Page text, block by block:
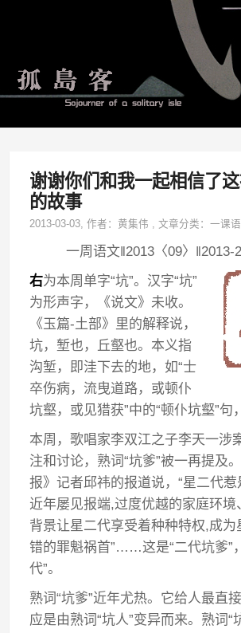
谢谢你们和我一起相信了
的故事
2013-03-03, 作者：黄集伟 ,文章分类：一课
一周语文‖2013〈09〉‖2013-
右为本周单字“坑”。汉字“坑”
为形声字，《说文》未收。
《玉篇-土部》里的解释说，
坑，堑也，丘壑也。本义指
沟堑，即洼下去的地，如“士
卒伤病，流曳道路，或顿仆
坑壑，或见猎获”中的“顿仆坑壑”句
本周，歌唱家李双江之子李天一涉
注和讨论，熟词“坑爹”被一再提及
报》记者邱祎的报道说，“星二代惹
近年屡见报端,过度优越的家庭环境
背景让星二代享受着种种特权,成为
错的罪魁祸首”……这是“二代坑爹”
代”。
熟词“坑爹”近年尤热。它给人最直
应是由熟词“坑人”变异而来。熟词“